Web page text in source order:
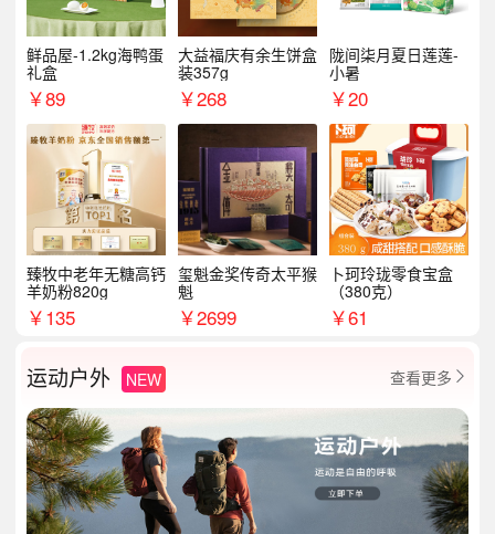
鲜品屋-1.2kg海鸭蛋
礼盒
￥89
大益福庆有余生饼盒
装357g
￥268
陇间柒月夏日莲莲-
小暑
￥20
臻牧中老年无糖高钙
羊奶粉820g
￥135
玺魁金奖传奇太平猴
魁
￥2699
卜珂玲珑零食宝盒
（380克）
￥61
运动户外 NEW 查看更多 